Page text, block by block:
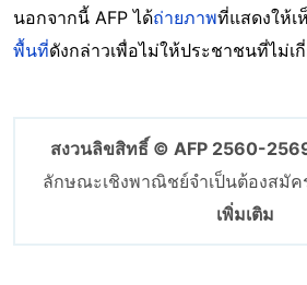
นอกจากนี้ AFP ได้ถ่ายภาพที่แสดงให้เ
พื้นที่ดังกล่าวเพื่อไม่ให้ประชาชนที่ไม่เ
สงวนลิขสิทธิ์ © AFP 2560-
ลักษณะเชิงพาณิชย์จำเป็นต้องสมัค
เพิ่มเติม